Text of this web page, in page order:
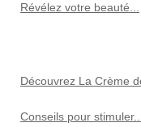
Révélez votre beauté...
Découvrez La Crème
Conseils pour